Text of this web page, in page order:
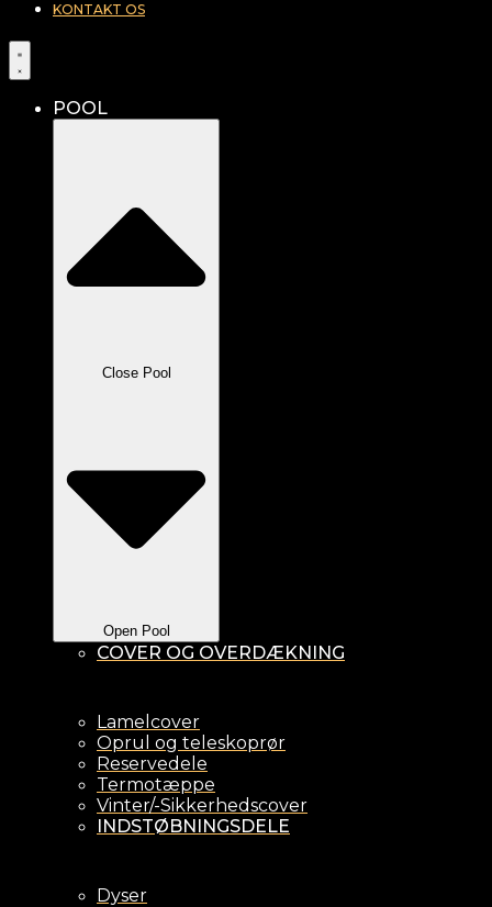
KONTAKT OS
POOL
Close Pool
Open Pool
COVER OG OVERDÆKNING
Lamelcover
Oprul og teleskoprør
Reservedele
Termotæppe
Vinter/-Sikkerhedscover
INDSTØBNINGSDELE
Dyser